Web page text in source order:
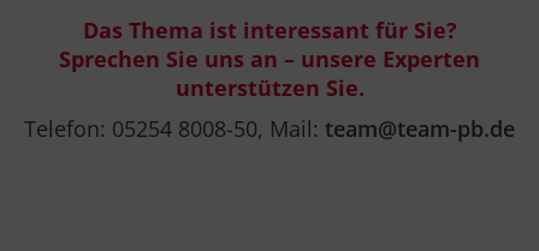
Das Thema ist interessant für Sie?
Sprechen Sie uns an – unsere Experten
unterstützen Sie.
Telefon: 05254 8008-50, Mail: team@team-pb.de